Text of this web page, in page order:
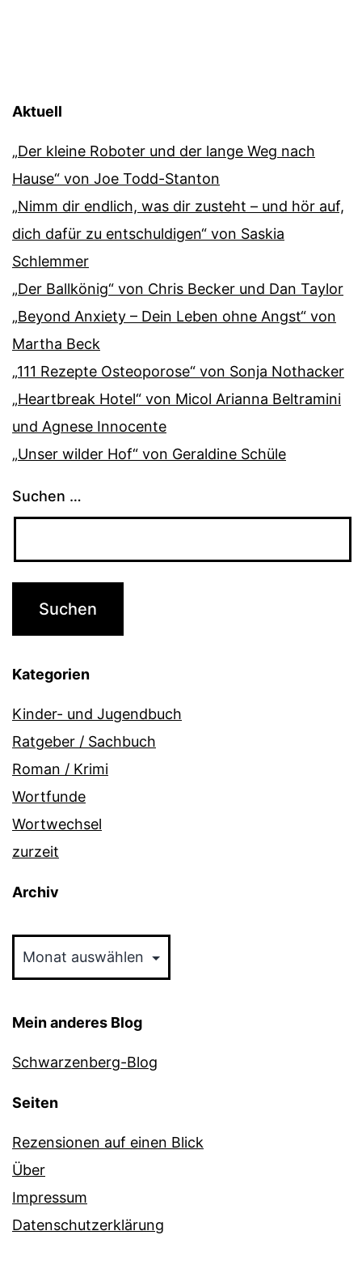
Aktuell
„Der kleine Roboter und der lange Weg nach
Hause“ von Joe Todd-Stanton
„Nimm dir endlich, was dir zusteht – und hör auf,
dich dafür zu entschuldigen“ von Saskia
Schlemmer
„Der Ballkönig“ von Chris Becker und Dan Taylor
„Beyond Anxiety – Dein Leben ohne Angst“ von
Martha Beck
„111 Rezepte Osteoporose“ von Sonja Nothacker
„Heartbreak Hotel“ von Micol Arianna Beltramini
und Agnese Innocente
„Unser wilder Hof“ von Geraldine Schüle
Suchen …
Kategorien
Kinder- und Jugendbuch
Ratgeber / Sachbuch
Roman / Krimi
Wortfunde
Wortwechsel
zurzeit
Archiv
Mein anderes Blog
Schwarzenberg-Blog
Seiten
Rezensionen auf einen Blick
Über
Impressum
Datenschutzerklärung